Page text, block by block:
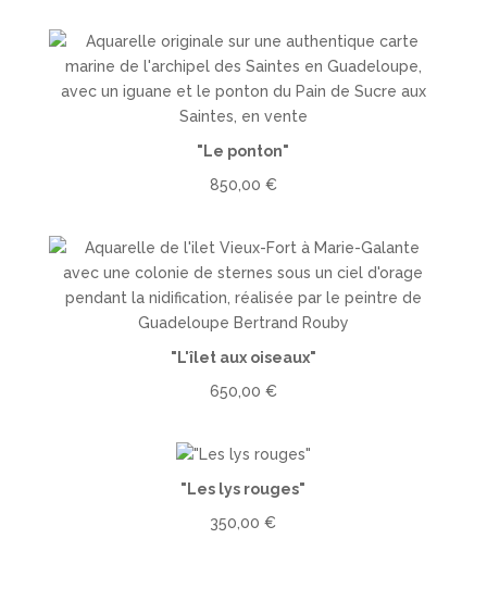
"Le ponton"
850,00 €
"L'îlet aux oiseaux"
650,00 €
"Les lys rouges"
350,00€